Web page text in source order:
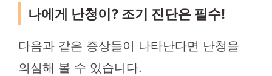
나에게 난청이? 조기 진단은 필수!
다음과 같은 증상들이 나타난다면 난청을
의심해 볼 수 있습니다.